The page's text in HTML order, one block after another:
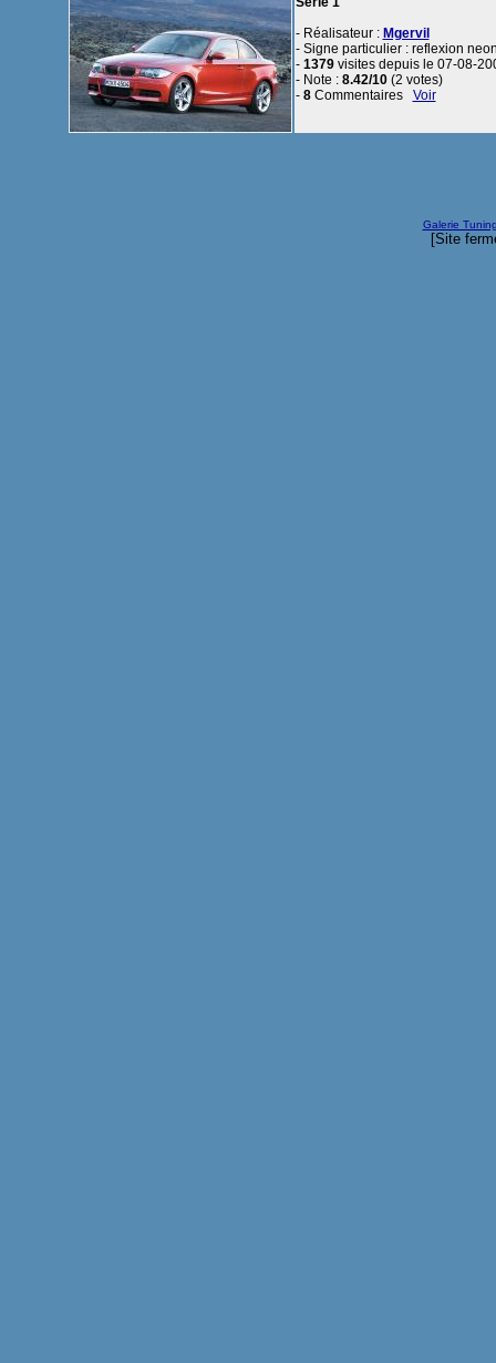
- Réalisateur : Mgervil
- Signe particulier : reflexion
- 1379visites depuis le 07-08-
- Note : 8.42/10(2 votes)
- 8Commentaires Voir
Galerie
[Site